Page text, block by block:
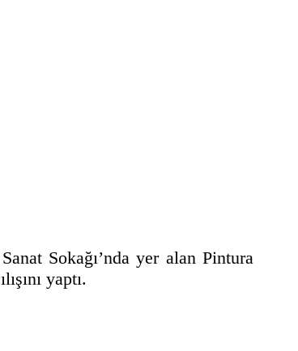
Sanat Sokağı’nda yer alan Pintura
yaptı.